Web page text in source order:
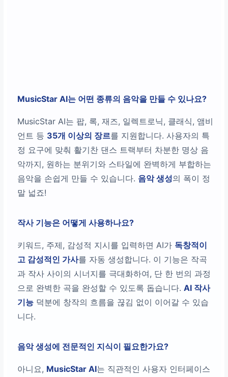
MusicStar AI는 어떤 종류의 음악을 만들 수 있나요?
MusicStar AI는 팝, 록, 재즈, 일렉트로닉, 클래식, 앰비
언트 등 35개 이상의 장르를 지원합니다. 사용자의 특
정 요구에 맞춰 활기찬 댄스 트랙부터 차분한 명상 음
악까지, 원하는 분위기와 스타일에 완벽하게 부합하는
음악을 손쉽게 만들 수 있습니다. 음악 생성의 폭이 정
말 넓죠!
작사 기능은 어떻게 사용하나요?
키워드, 주제, 감성적 지시를 입력하면 AI가 독창적이
고 감성적인 가사를 자동 생성합니다. 이 기능은 작곡
과 작사 사이의 시너지를 극대화하여, 단 한 번의 과정
으로 완벽한 곡을 완성할 수 있도록 돕습니다. AI 작사
기능 덕분에 창작의 흐름을 끊김 없이 이어갈 수 있습
니다.
음악 생성에 전문적인 지식이 필요한가요?
아니요, MusicStar AI는 직관적인 사용자 인터페이스